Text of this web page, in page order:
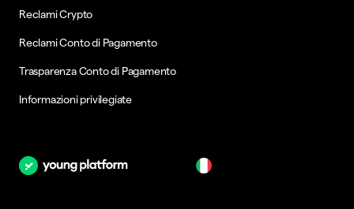
Reclami Crypto
Reclami Conto di Pagamento
Trasparenza Conto di Pagamento
Informazioni privilegiate